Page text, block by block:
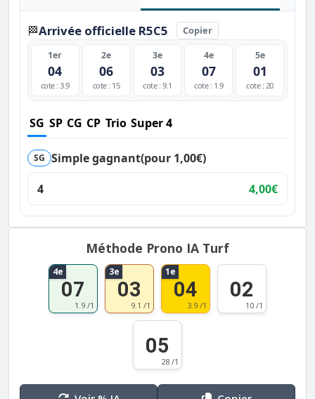
🏁Arrivée officielle R5C5 Copier
1er
04
cote : 3.9
2e
06
cote : 15
3e
03
cote : 9.1
4e
07
cote : 1.9
5e
01
cote : 20
SG SP CG CP Trio Super 4
SG Simple gagnant(pour 1,00€)
4
4,00€
Méthode Prono IA Turf
4e
07
1.9 /1
3e
03
9.1 /1
1e
04
3.9 /1
02
10 /1
05
28 /1